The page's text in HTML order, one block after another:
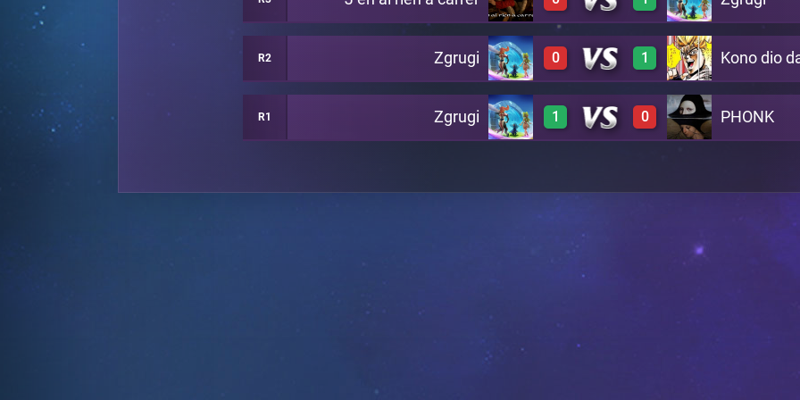
0 A6 3
0 A7 3
R2 Zgrugi 0 Kono dio
1
0 A8 3
R1 Zgrugi 1 PHONK
0